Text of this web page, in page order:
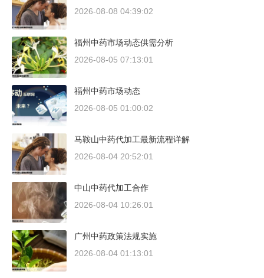
2026-08-08 04:39:02
福州中药市场动态供需分析
2026-08-05 07:13:01
福州中药市场动态
2026-08-05 01:00:02
马鞍山中药代加工最新流程详解
2026-08-04 20:52:01
中山中药代加工合作
2026-08-04 10:26:01
广州中药政策法规实施
2026-08-04 01:13:01